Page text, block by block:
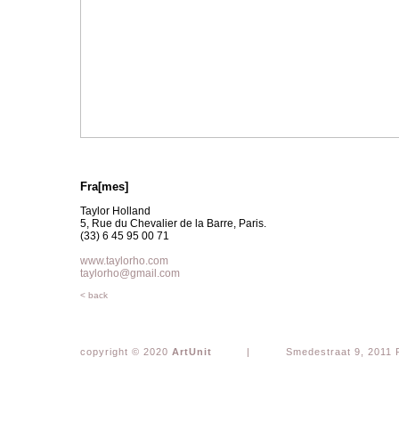
Fra[mes]
Taylor Holland
5, Rue du Chevalier de la Barre, Paris.
(33) 6 45 95 00 71
www.taylorho.com
taylorho@gmail.com
< back
copyright © 2020 ArtUnit | Smedestraat 9, 2011